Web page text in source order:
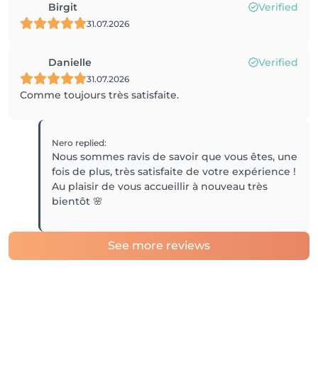
Birgit Verified
31.07.2026
Danielle Verified
31.07.2026
Comme toujours très satisfaite.
Nero replied:
Nous sommes ravis de savoir que vous êtes, une
fois de plus, très satisfaite de votre expérience !
Au plaisir de vous accueillir à nouveau très
bientôt 🌸
See more reviews